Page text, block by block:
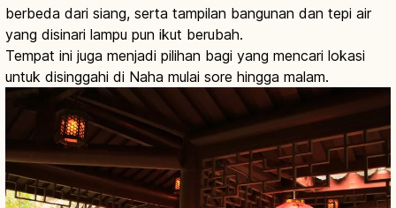
berbeda dari siang, serta tampilan bangunan dan tepi air
yang disinari lampu pun ikut berubah.
Tempat ini juga menjadi pilihan bagi yang mencari lokasi
untuk disinggahi di Naha mulai sore hingga malam.